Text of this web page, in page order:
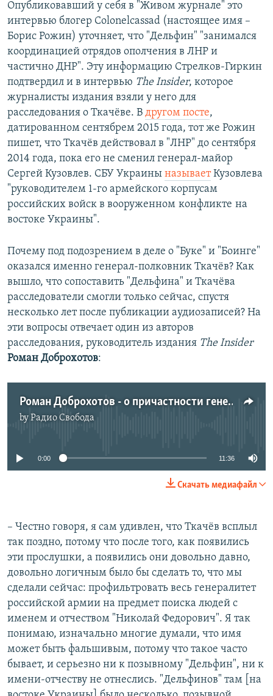
Опубликовавший у себя в "Живом журнале" это
интервью блогер Colonelcassad (настоящее имя –
Борис Рожин) уточняет, что "Дельфин" "занимался
координацией отрядов ополчения в ЛНР и
частично ДНР". Эту информацию Стрелков-Гиркин
подтвердил и в интервью The Insider, которое
журналисты издания взяли у него для
расследования о Ткачёве. В другом посте,
датированном сентябрем 2015 года, тот же Рожин
пишет, что Ткачёв действовал в "ЛНР" до сентября
2014 года, пока его не сменил генерал-майор
Сергей Кузовлев. СБУ Украины называетКузовлева
"руководителем 1-го армейского корпусам
российских войск в вооруженном конфликте на
востоке Украины".
Почему под подозрением в деле о "Буке" и "Боинге"
оказался именно генерал-полковник Ткачёв? Как
вышло, что сопоставить "Дельфина" и Ткачёва
расследователи смогли только сейчас, спустя
несколько лет после публикации аудиозаписей? На
эти вопросы отвечает один из авторов
расследования, руководитель издания The Insider
Роман Доброхотов:
Роман Доброхотов - о причастности генерал-полковника Николя Федоровича Ткачева к катастрофе "Боинга" под Донецком
byРадио Свобода
No media source currently available
0:00 11:36
Скачать медиафайл
– Честно говоря, я сам удивлен, что Ткачёв всплыл
так поздно, потому что после того, как появились
эти прослушки, а появились они довольно давно,
довольно логичным было бы сделать то, что мы
сделали сейчас: профильтровать весь генералитет
российской армии на предмет поиска людей с
именем и отчеством "Николай Федорович". Я так
понимаю, изначально многие думали, что имя
может быть фальшивым, потому что такое часто
бывает, и серьезно ни к позывному "Дельфин", ни к
имени-отчеству не отнеслись. "Дельфинов" там [на